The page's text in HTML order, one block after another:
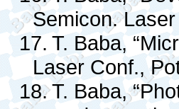
Semicon.
17. T. Baba, “
Laser Conf.,
18.T. Baba,